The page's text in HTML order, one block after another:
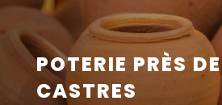
POTERIE PRÈS DE
CASTRES